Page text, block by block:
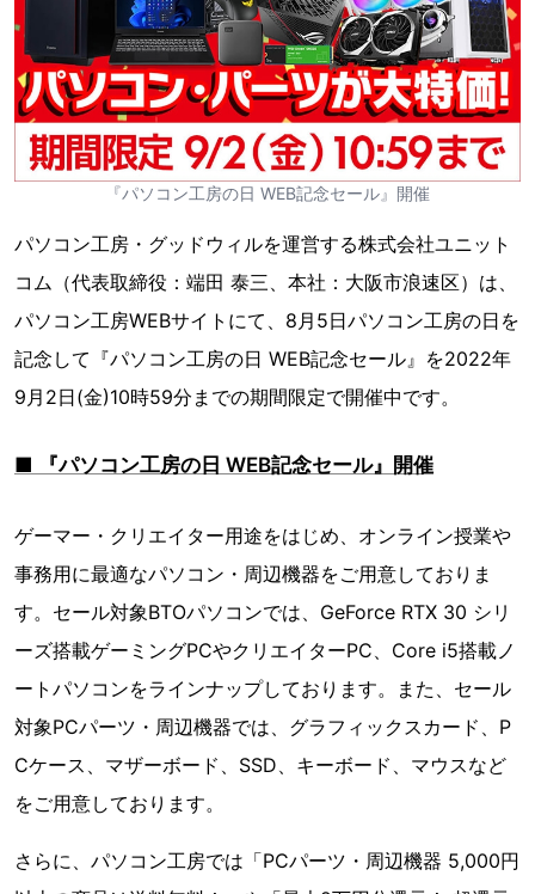
『パソコン工房の日 WEB記念セール』開催
パソコン工房・グッドウィルを運営する株式会社ユニット
コム（代表取締役：端田 泰三、本社：大阪市浪速区）は、
パソコン工房WEBサイトにて、8月5日パソコン工房の日を
記念して『パソコン工房の日 WEB記念セール』を2022年
9月2日(金)10時59分までの期間限定で開催中です。
■ 『パソコン工房の日 WEB記念セール』開催
ゲーマー・クリエイター用途をはじめ、オンライン授業や
事務用に最適なパソコン・周辺機器をご用意しておりま
す。セール対象BTOパソコンでは、GeForce RTX 30 シリ
ーズ搭載ゲーミングPCやクリエイターPC、Core i5搭載ノ
ートパソコンをラインナップしております。また、セール
対象PCパーツ・周辺機器では、グラフィックスカード、P
Cケース、マザーボード、SSD、キーボード、マウスなど
をご用意しております。
さらに、パソコン工房では「PCパーツ・周辺機器 5,000円